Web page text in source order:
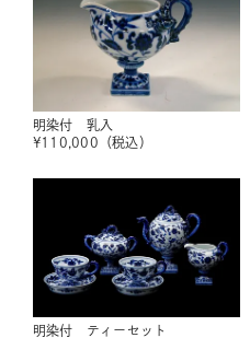
明染付 乳入
¥110,000 （税込）
明染付 ティーセット